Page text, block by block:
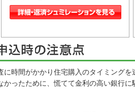
時間がかかり住宅購入のタイミング
ったために、慌てて金利の高い銀行に